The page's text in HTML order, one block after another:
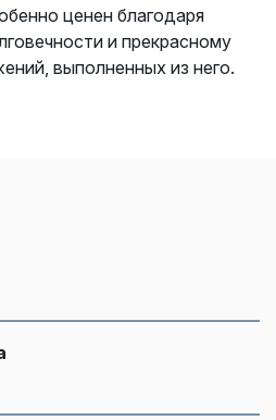
ценен благодаря
и прекрасному
выполненных из него.